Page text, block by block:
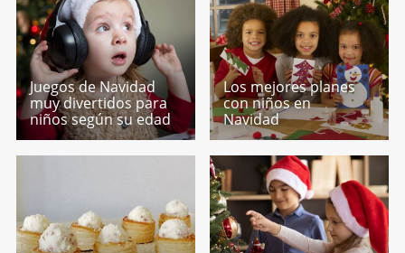
Juegos de Navidad
muy divertidos para
niños según su edad
Los mejores planes
con niños en
Navidad